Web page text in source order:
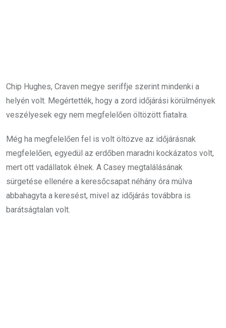
Chip Hughes, Craven megye seriffje szerint mindenki a
helyén volt. Megértették, hogy a zord időjárási körülmények
veszélyesek egy nem megfelelően öltözött fiatalra.
Még ha megfelelően fel is volt öltözve az időjárásnak
megfelelően, egyedül az erdőben maradni kockázatos volt,
mert ott vadállatok élnek. A Casey megtalálásának
sürgetése ellenére a keresőcsapat néhány óra múlva
abbahagyta a keresést, mivel az időjárás továbbra is
barátságtalan volt.